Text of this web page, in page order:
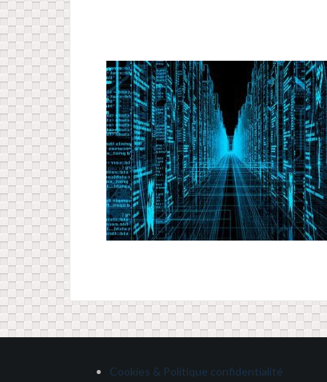
Cookies & Politique confidentialité